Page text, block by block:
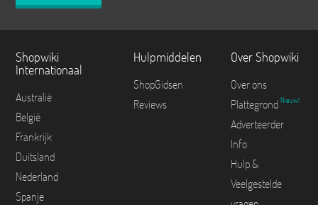
Shopwiki
Internationaal
Australië
België
Frankrijk
Duitsland
Nederland
Spanje
Hulpmiddelen
ShopGidsen
Reviews
Over Shopwiki
Over ons
Plattegrond Nieuw!
Adverteerder
Info
Hulp &
Veelgestelde